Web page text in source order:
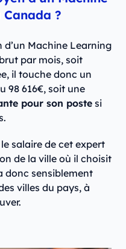
?
d’un Machine Learning
par mois, soit
il touche donc un
98 616€, soit une
pour son postesi
salaire de cet expert
de la ville où il choisit
donc sensiblement
villes du pays, à